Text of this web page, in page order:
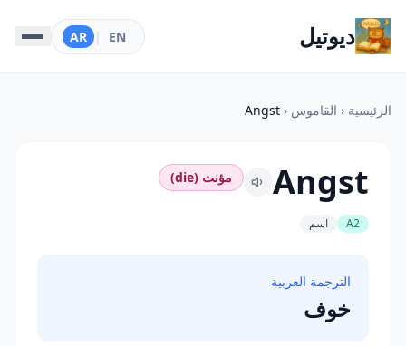
ديوتيل EN
|
AR
الرئيسية ‹ القاموس ‹
Angst
Angst مؤنث (die)
A2 اسم
الترجمة العربية
خوف